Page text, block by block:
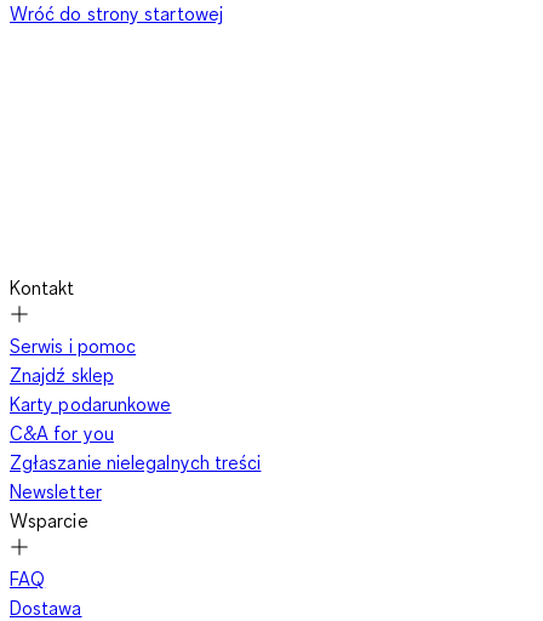
Wróć do strony startowej
Kontakt
Serwis i pomoc
Znajdź sklep
Karty podarunkowe
C&A for you
Zgłaszanie nielegalnych treści
Newsletter
Wsparcie
FAQ
Dostawa